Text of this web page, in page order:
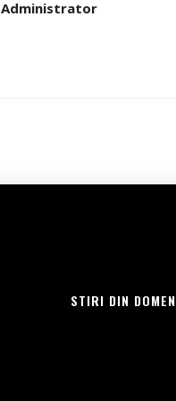
Administrator
STIRI DIN